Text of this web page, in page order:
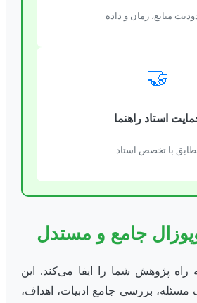
منابع، زمان و داده
🤝
استاد راهنما
با تخصص استاد
راه پژوهش شما را ایفا می‌کند. این
مسئله، بررسی جامع ادبیات، اهداف،